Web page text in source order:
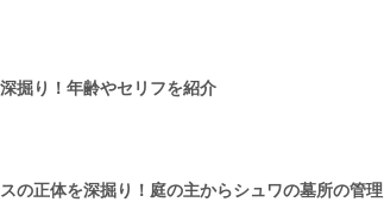
掘り！年齢やセリフを紹介
の正体を深掘り！庭の主からシュワの墓所の管理